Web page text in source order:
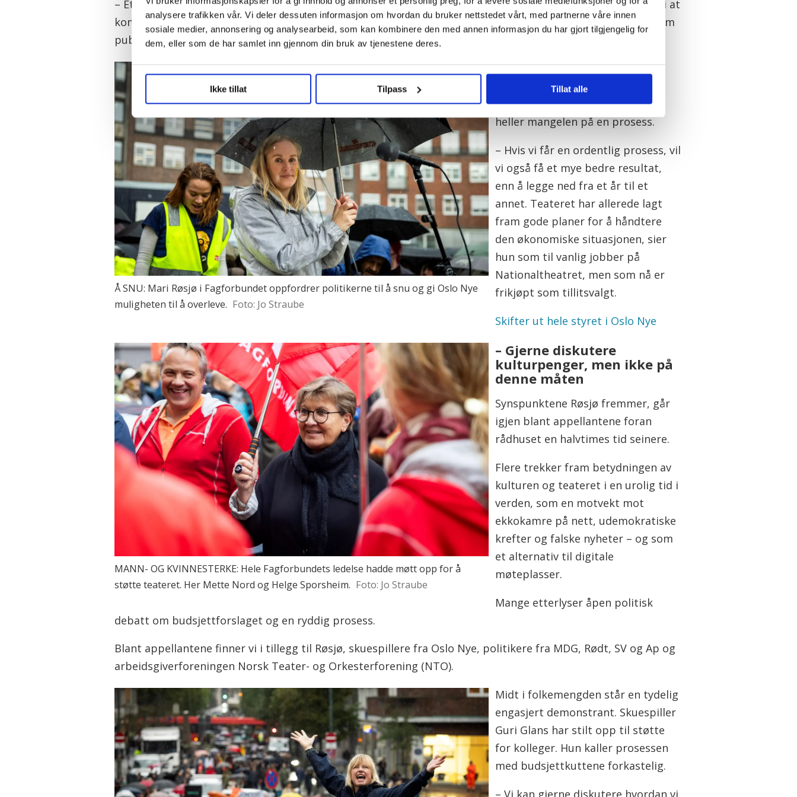
analysere trafikken vår. Vi deler dessuten informasjon om hvordan du bruker nettstedet vårt, med partnerne våre innen
sosiale medier, annonsering og analysearbeid, som kan kombinere den med annen informasjon du har gjort tilgjengelig for
dem, eller som de har samlet inn gjennom din bruk av tjenestene deres.
Ikke tillat Tilpass Tillat alle
– Et godt spørsmål. Det er fordi kultur er viktig: Vi trenger et kulturtilbud som treffer alle, derfor trenger vi at
kommunen driver et eget teater. Dette teateret har mange fra østkanten som publikum og mange barn som
publikum, påpeker Røsjø.
Å SNU: Mari Røsjø i Fagforbundet oppfordrer politikerne til å snu og gi Oslo Nye
muligheten til å overleve. Foto: Jo Straube
politiske prosessen rundt
budsjettkuttene – eller kanskje
heller mangelen på en prosess.
– Hvis vi får en ordentlig prosess, vil
vi også få et mye bedre resultat,
enn å legge ned fra et år til et
annet. Teateret har allerede lagt
fram gode planer for å håndtere
den økonomiske situasjonen, sier
hun som til vanlig jobber på
Nationaltheatret, men som nå er
frikjøpt som tillitsvalgt.
Skifter ut hele styret i Oslo Nye
MANN- OG KVINNESTERKE: Hele Fagforbundets ledelse hadde møtt opp for å
støtte teateret. Her Mette Nord og Helge Sporsheim. Foto: Jo Straube
– Gjerne diskutere
kulturpenger, men ikke på
denne måten
Synspunktene Røsjø fremmer, går
igjen blant appellantene foran
rådhuset en halvtimes tid seinere.
Flere trekker fram betydningen av
kulturen og teateret i en urolig tid i
verden, som en motvekt mot
ekkokamre på nett, udemokratiske
krefter og falske nyheter – og som
et alternativ til digitale
møteplasser.
Mange etterlyser åpen politisk
debatt om budsjettforslaget og en ryddig prosess.
Blant appellantene finner vi i tillegg til Røsjø, skuespillere fra Oslo Nye, politikere fra MDG, Rødt, SV og Ap og
arbeidsgiverforeningen Norsk Teater- og Orkesterforening (NTO).
Midt i folkemengden står en tydelig
engasjert demonstrant. Skuespiller
Guri Glans har stilt opp til støtte
for kolleger. Hun kaller prosessen
med budsjettkuttene forkastelig.